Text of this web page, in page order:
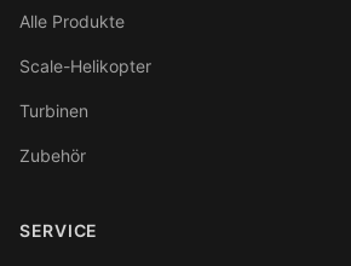
Alle Produkte
Scale-Helikopter
Turbinen
Zubehör
SERVICE